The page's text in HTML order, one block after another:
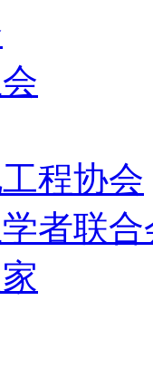
程协会
者联合